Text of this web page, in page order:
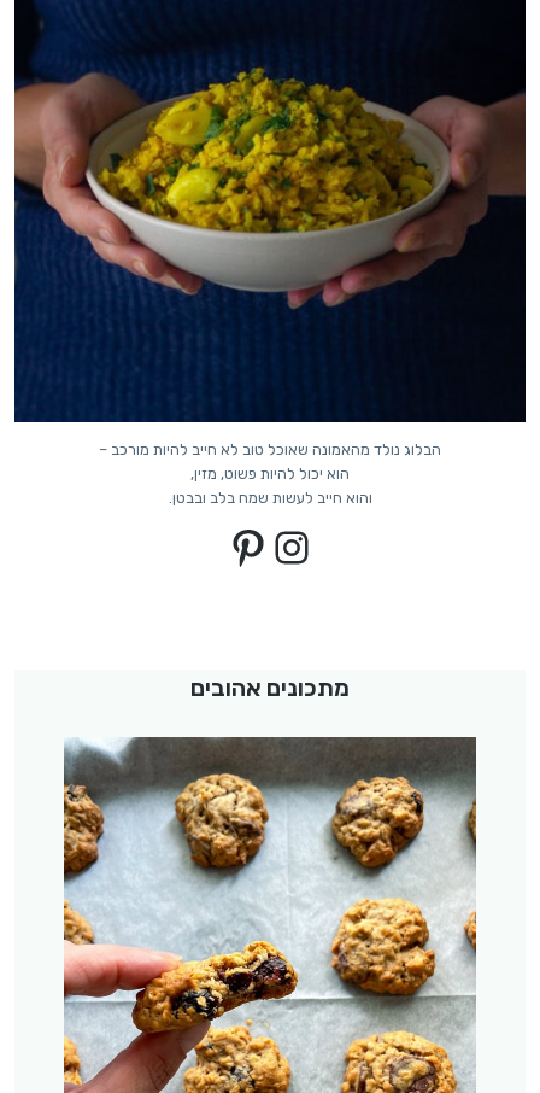
הבלוג נולד מהאמונה שאוכל טוב לא חייב להיות מורכב –
הוא יכול להיות פשוט, מזין,
והוא חייב לעשות שמח בלב ובבטן.
Instagram
Pinterest
מתכונים אהובים